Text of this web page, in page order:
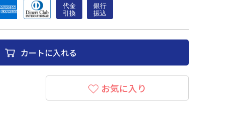
カートに入れる
お気に入り